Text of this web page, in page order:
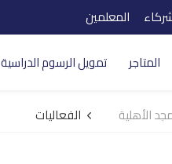
المعلمين
المتاجر تمويل الرسوم الدراسية
الأهلية الفعاليات